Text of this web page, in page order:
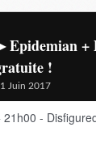
Epidemian +
!
Juin 2017
-